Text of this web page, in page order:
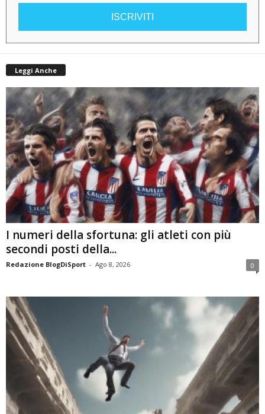
ISCRIVITI
Leggi Anche
I numeri della sfortuna: gli atleti con più
secondi posti della...
Redazione BlogDiSport - Ago 8, 2026 0